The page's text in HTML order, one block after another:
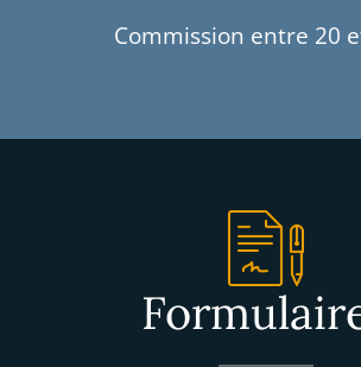
Commission entre 20